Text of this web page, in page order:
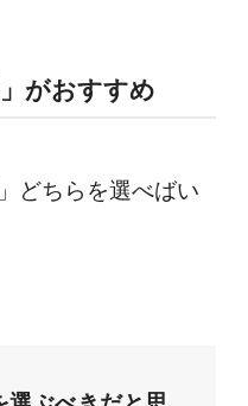
がおすすめ
どちらを選べばい